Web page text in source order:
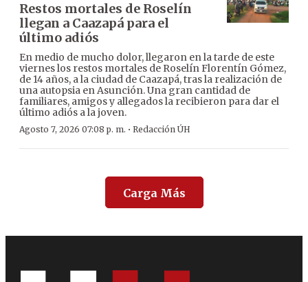
Restos mortales de Roselín
llegan a Caazapá para el
último adiós
En medio de mucho dolor, llegaron en la tarde de este
viernes los restos mortales de Roselín Florentín Gómez,
de 14 años, a la ciudad de Caazapá, tras la realización de
una autopsia en Asunción. Una gran cantidad de
familiares, amigos y allegados la recibieron para dar el
último adiós a la joven.
Agosto 7, 2026 07:08 p. m. · Redacción ÚH
Carga Más